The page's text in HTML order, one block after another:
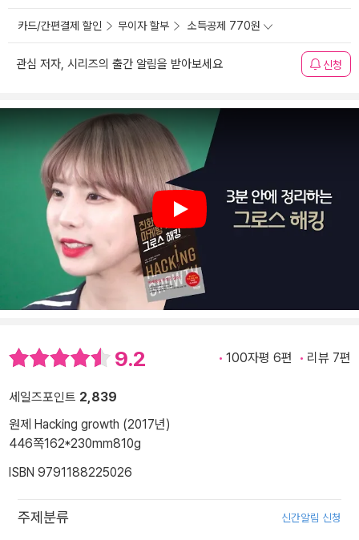
카드/간편결제 할인 무이자 할부 소득공제 770원
관심 저자, 시리즈의 출간 알림을 받아보세요 신청
Play
9.2 100자평 6편 리뷰 7편
세일즈포인트 2,839
원제 Hacking growth (2017년)
446쪽162*230mm810g
ISBN 9791188225026
주제분류 신간알림 신청